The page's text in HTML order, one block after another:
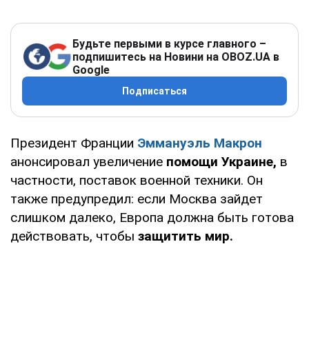
Будьте первыми в курсе главного –
подпишитесь на Новини на OBOZ.UA в
Google
Подписаться
Президент Франции Эммануэль Макрон
анонсировал увеличение помощи Украине, в
частности, поставок военной техники. Он
также предупредил: если Москва зайдет
слишком далеко, Европа должна быть готова
действовать, чтобы защитить мир.